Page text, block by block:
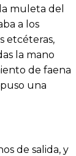
muleta del
a los
etcéteras,
la mano
de faena
una
de salida, y